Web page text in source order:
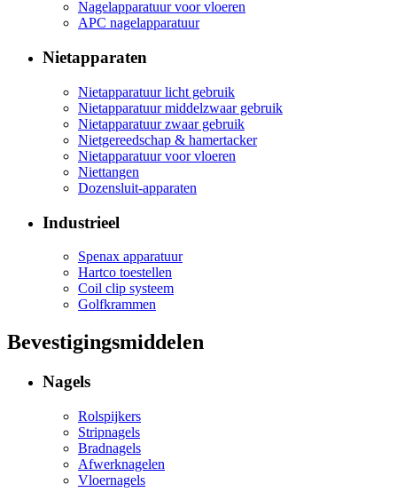
Nagelapparatuur voor vloeren
APC nagelapparatuur
Nietapparaten
Nietapparatuur licht gebruik
Nietapparatuur middelzwaar gebruik
Nietapparatuur zwaar gebruik
Nietgereedschap & hamertacker
Nietapparatuur voor vloeren
Niettangen
Dozensluit-apparaten
Industrieel
Spenax apparatuur
Hartco toestellen
Coil clip systeem
Golfkrammen
Bevestigingsmiddelen
Nagels
Rolspijkers
Stripnagels
Bradnagels
Afwerknagelen
Vloernagels